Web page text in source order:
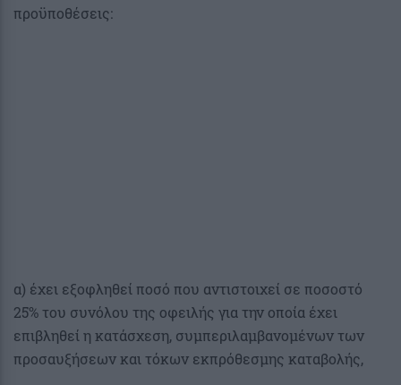
προϋποθέσεις:
α) έχει εξοφληθεί ποσό που αντιστοιχεί σε ποσοστό
25% του συνόλου της οφειλής για την οποία έχει
επιβληθεί η κατάσχεση, συμπεριλαμβανομένων των
προσαυξήσεων και τόκων εκπρόθεσμης καταβολής,